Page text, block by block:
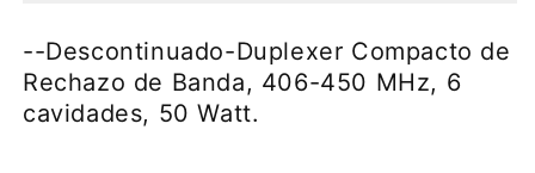
de
Rechazo
de
Banda,
Rechazo
de
Banda,
--Descontinuado-Duplexer Compacto de
Rechazo de Banda, 406-450 MHz, 6
cavidades, 50 Watt.